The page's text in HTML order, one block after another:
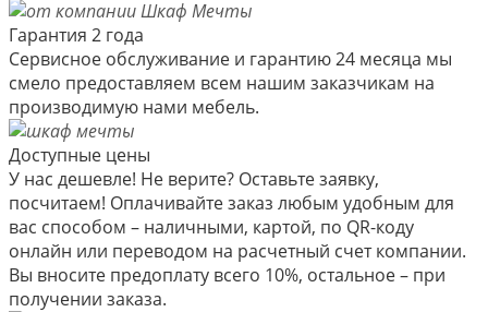
Гарантия 2 года
Сервисное обслуживание и гарантию 24 месяца мы
смело предоставляем всем нашим заказчикам на
производимую нами мебель.
Доступные цены
У нас дешевле! Не верите? Оставьте заявку,
посчитаем! Оплачивайте заказ любым удобным для
вас способом – наличными, картой, по QR-коду
онлайн или переводом на расчетный счет компании.
Вы вносите предоплату всего 10%, остальное – при
получении заказа.